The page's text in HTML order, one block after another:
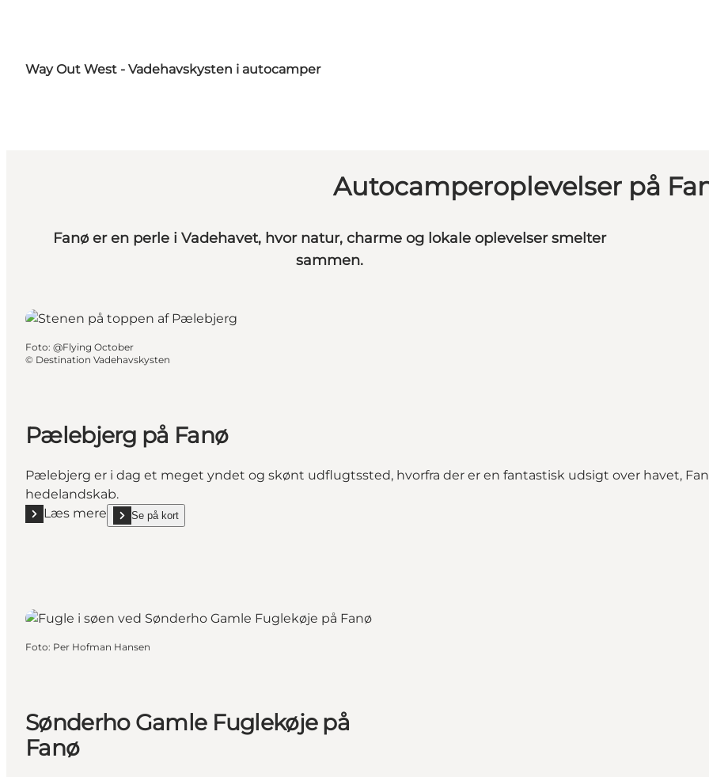
Way Out West - Vadehavskysten i autocamper
Autocamperoplevelser på
Fanø er en perle i Vadehavet, hvor natur, charme og lokale oplevelser smelter
sammen.
Foto: @Flying October
© Destination Vadehavskysten
Pælebjerg på Fanø
Pælebjerg er i dag et meget yndet og skønt udflugtssted, hvorfra der er en fantastisk udsigt over havet,
hedelandskab.
Læs mere
Læs mere "Pælebjerg på Fanø"
Se på kort
show Pælebjerg på Fanø on_map
Foto: Per Hofman Hansen
Sønderho Gamle Fuglekøje på
Fanø